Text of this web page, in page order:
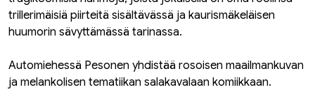
trillerimäisiä piirteitä sisältävässä ja kaurismäkeläisen
huumorin sävyttämässä tarinassa.
Automiehessä Pesonen yhdistää rosoisen maailmankuvan
ja melankolisen tematiikan salakavalaan komiikkaan.